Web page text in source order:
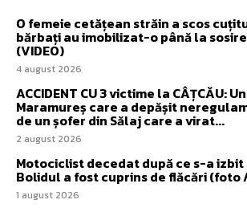
O femeie cetățean străin a scos
bărbați au imobilizat-o până la
(VIDEO)
4 august 2026
ACCIDENT CU 3 victime la CÂȚCĂU:
Maramureș care a depășit
de un șofer din Sălaj care a virat...
2 august 2026
Motociclist decedat după ce s-a izbit
Bolidul a fost cuprins de flăcări
1 august 2026